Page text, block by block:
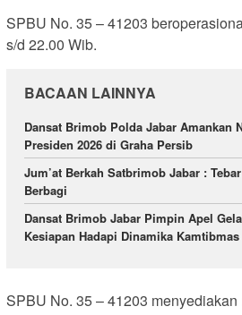
SPBU No. 35 – 41203
s/d 22.00 Wib.
BACAAN LAINNYA
Dansat Brimob Polda Jabar Amankan
Presiden 2026 di Graha Persib
Jum’at Berkah Satbrimob Jabar :
Berbagi
Dansat Brimob Jabar Pimpin Apel
Kesiapan Hadapi Dinamika Kamtibmas
SPBU No. 35 – 41203 menyediakan